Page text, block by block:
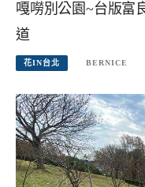
嘎嘮別公園~台版富
道
花IN台北 BERNICE